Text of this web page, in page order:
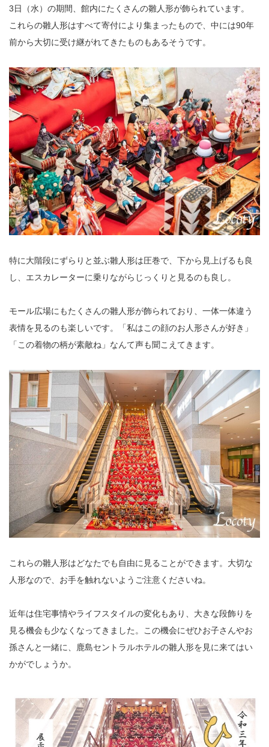
3日（水）の期間、館内にたくさんの雛人形が飾られています。
これらの雛人形はすべて寄付により集まったもので、中には90年
前から大切に受け継がれてきたものもあるそうです。
特に大階段にずらりと並ぶ雛人形は圧巻で、下から見上げるも良
し、エスカレーターに乗りながらじっくりと見るのも良し。
モール広場にもたくさんの雛人形が飾られており、一体一体違う
表情を見るのも楽しいです。「私はこの顔のお人形さんが好き」
「この着物の柄が素敵ね」なんて声も聞こえてきます。
これらの雛人形はどなたでも自由に見ることができます。大切な
人形なので、お手を触れないようご注意くださいね。
近年は住宅事情やライフスタイルの変化もあり、大きな段飾りを
見る機会も少なくなってきました。この機会にぜひお子さんやお
孫さんと一緒に、鹿島セントラルホテルの雛人形を見に来てはい
かがでしょうか。